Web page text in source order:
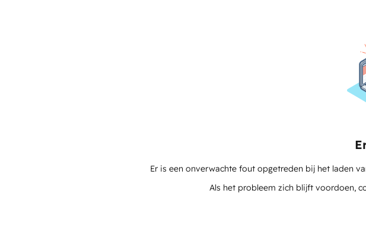
Er is een onverwachte fout opgetreden bij het laden
Als het probleem zich blijft voordoen,